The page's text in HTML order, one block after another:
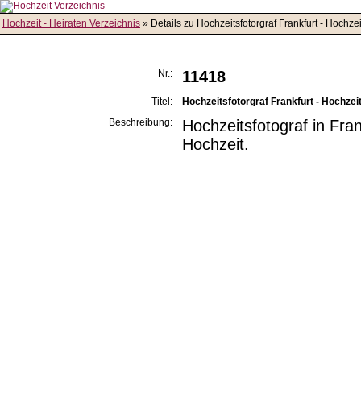
Hochzeit - Heiraten Verzeichnis » Details zu Hochzeitsfotorgraf Frankfurt -
Nr.: 11418
Titel:
Hochzeitsfotorgraf Frankfurt -
Beschreibung:
Hochzeitsfotograf in
Hochzeit.